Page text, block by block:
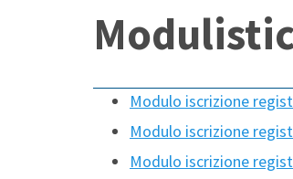
Modulo iscrizione
Modulo iscrizione
Modulo iscrizione